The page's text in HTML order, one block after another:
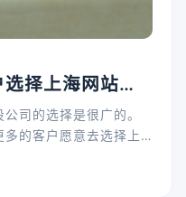
择上海网站建
司的选择是很广的。
的客户愿意去选择上